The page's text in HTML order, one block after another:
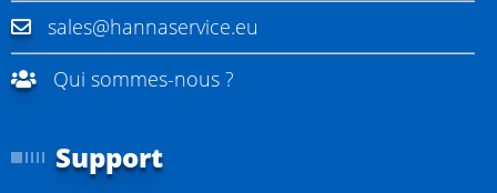
sales@hannaservice.eu
Qui sommes-nous ?
Support